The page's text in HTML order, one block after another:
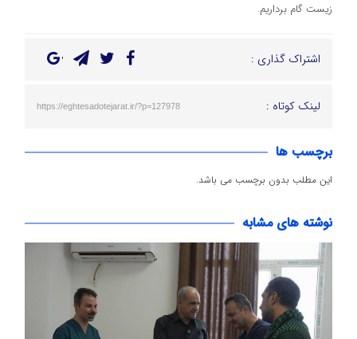
زیست گام برداریم.
اشتراک گذاری :
لینک کوتاه : https://eghtesadotejarat.ir/?p=127978
برچسب ها
این مطلب بدون برچسب می باشد.
نوشته های مشابه